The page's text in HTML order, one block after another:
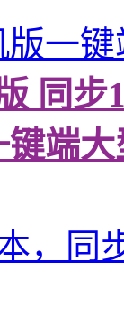
版一
同
端
，同